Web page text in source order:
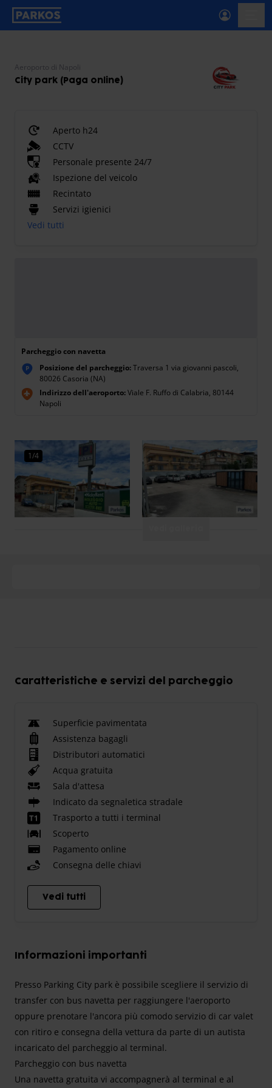
etichetta-navigazione-principale
Aeroporto di Napoli
City park (Paga online)
Aperto h24
CCTV
Personale presente 24/7
Ispezione del veicolo
Recintato
Servizi igienici
Vedi tutti
Parcheggio con navetta
P Posizione del parcheggio:Traversa 1 via giovanni pascoli,
80026 Casoria (NA)
Indirizzo dell'aeroporto:Viale F. Ruffo di Calabria, 80144
Napoli
1/4
Caratteristiche e servizi del parcheggio
Superficie pavimentata
Assistenza bagagli
Distributori automatici
Acqua gratuita
Sala d'attesa
Indicato da segnaletica stradale
Trasporto a tutti i terminal
Scoperto
Pagamento online
Consegna delle chiavi
Vedi tutti
Informazioni importanti
Presso Parking City park è possibile scegliere il servizio di
transfer con bus navetta per raggiungere l'aeroporto
oppure prenotare l'ancora più comodo servizio di car valet
con ritiro e consegna della vettura da parte di un autista
incaricato del parcheggio al terminal.
Parcheggio con bus navetta
Una navetta gratuita vi accompagnerà al terminal e al